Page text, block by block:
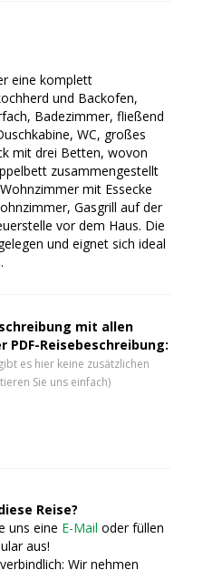
eine komplett
und Backofen,
Badezimmer, fließend
WC, großes
mit drei Betten, wovon
zusammengestellt
mit Essecke
Gasgrill auf der
vor dem Haus. Die
und eignet sich ideal
mit allen
PDF-Reisebeschreibung:
es hier keine zusätzlichen
Sie uns einfach)
Reise?
uns eine E-Mail oder füllen
aus!
Wir nehmen